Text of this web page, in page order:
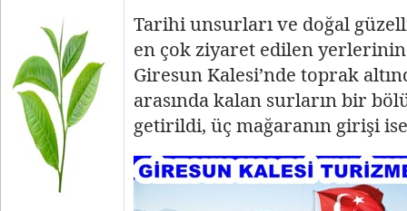
Tarihi unsurları ve doğal
en çok ziyaret edilen yerlerinin
Giresun Kalesi’nde toprak
arasında kalan surların bir
getirildi, üç mağaranın girişi